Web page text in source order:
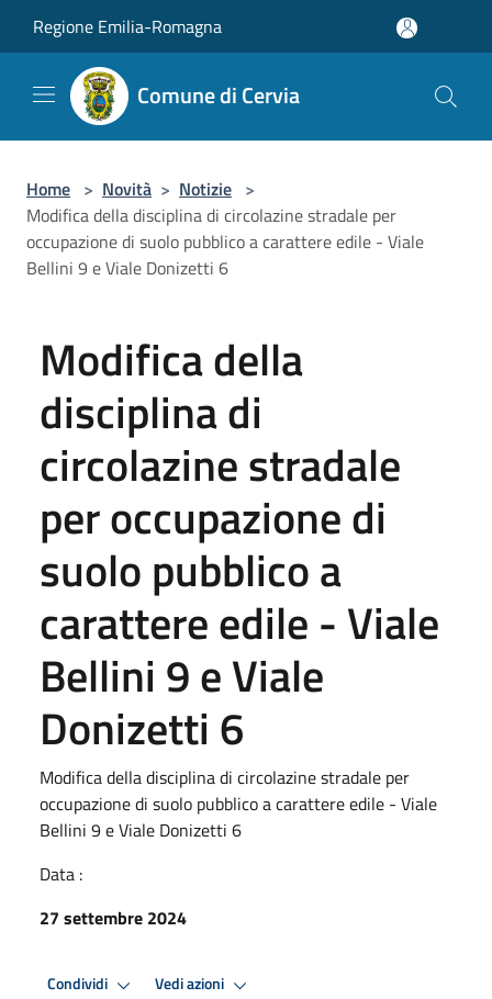
Regione Emilia-Romagna
Comune di Cervia
Home > Novità > Notizie >
Modifica della disciplina di circolazine stradale per
occupazione di suolo pubblico a carattere edile - Viale
Bellini 9 e Viale Donizetti 6
Modifica della
disciplina di
circolazine stradale
per occupazione di
suolo pubblico a
carattere edile - Viale
Bellini 9 e Viale
Donizetti 6
Modifica della disciplina di circolazine stradale per
occupazione di suolo pubblico a carattere edile - Viale
Bellini 9 e Viale Donizetti 6
Data :
27 settembre 2024
Condividi Vedi azioni